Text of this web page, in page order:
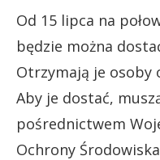
Od 15 lipca na
będzie można
Otrzymają je osoby
Aby je dostać,
pośrednictwem
Ochrony